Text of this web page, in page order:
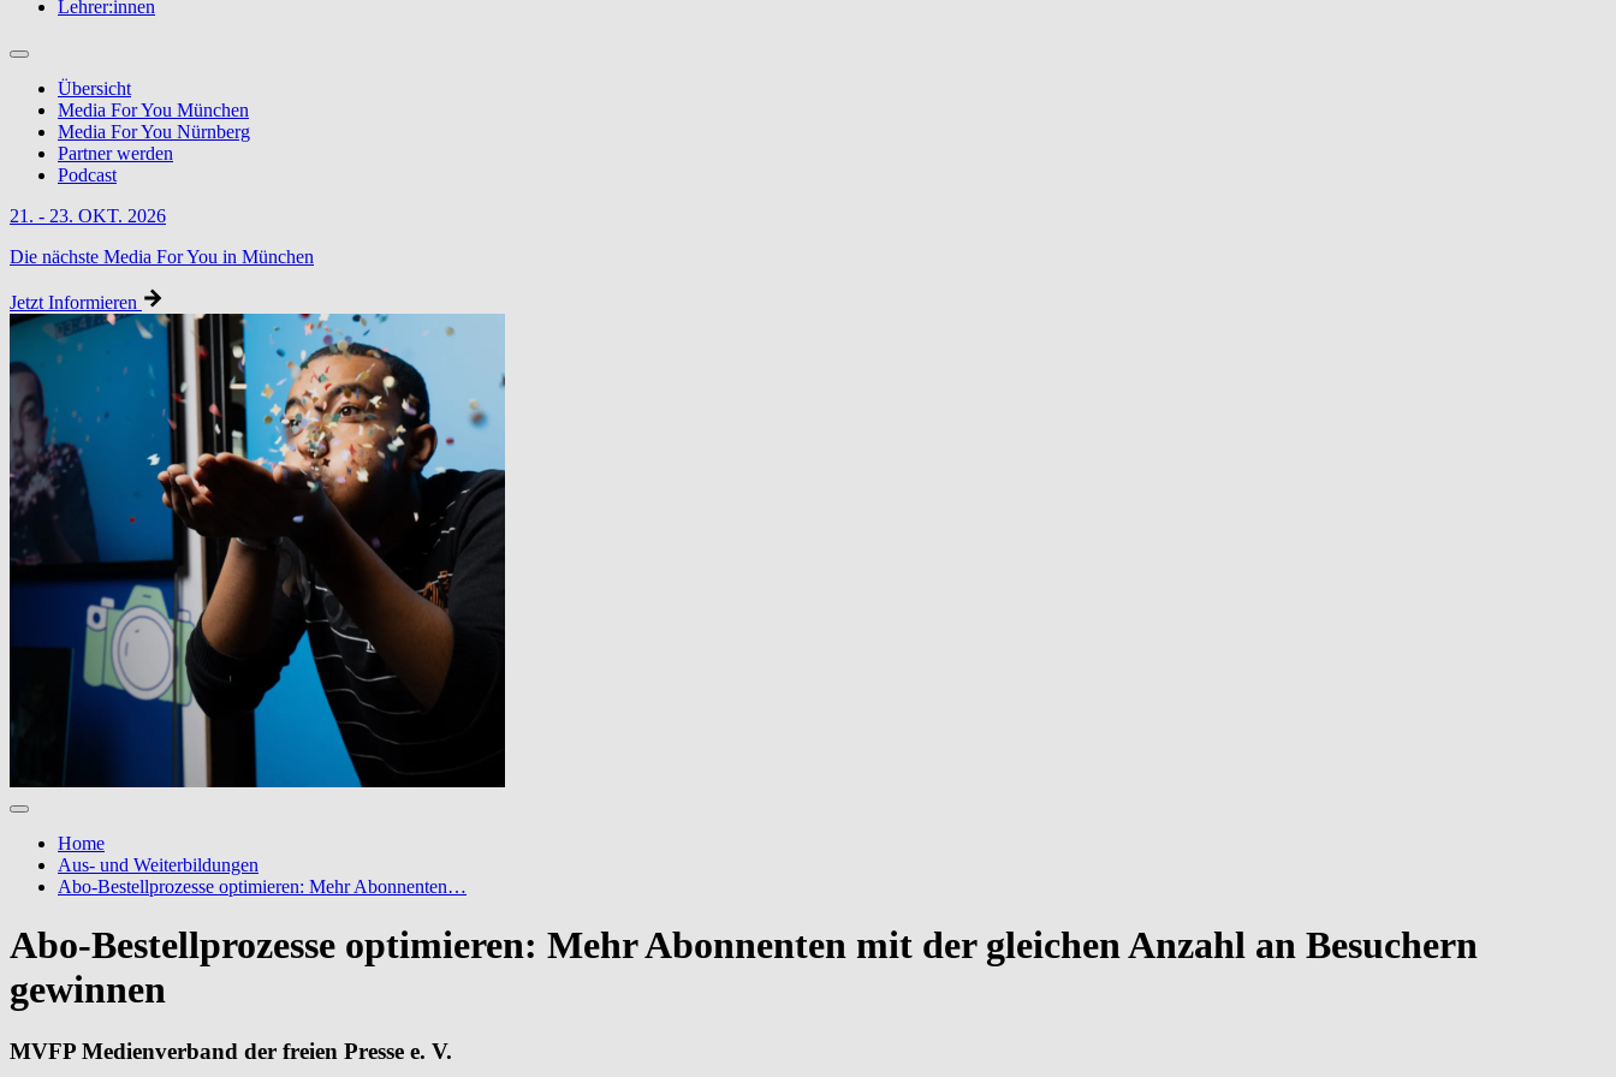
Lehrer:innen
Übersicht
Media For You München
Media For You Nürnberg
Partner werden
Podcast
21. - 23. OKT. 2026
Die nächste Media For You in München
Jetzt Informieren
Home
Aus- und Weiterbildungen
Abo-Bestellprozesse optimieren: Mehr Abonnenten…
Abo-Bestellprozesse optimieren: Mehr Abonnenten mit der gleichen Anzahl an Besuchern
gewinnen
MVFP Medienverband der freien Presse e. V.